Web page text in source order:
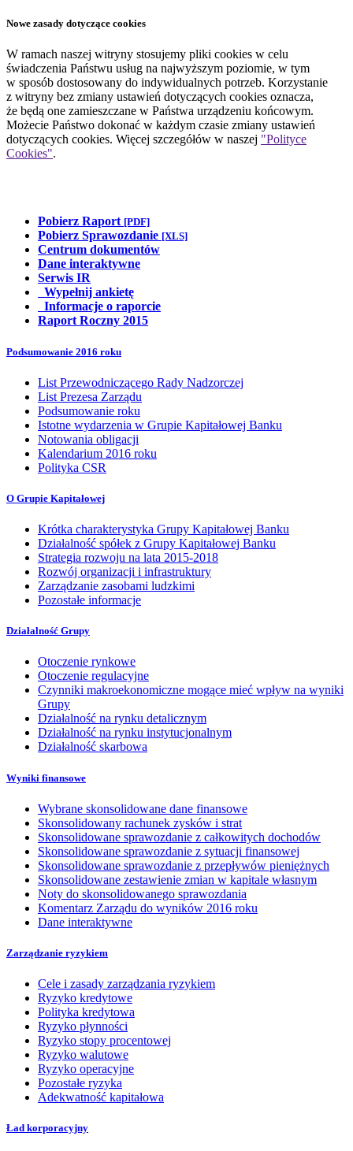
Nowe zasady dotyczące cookies
W ramach naszej witryny stosujemy pliki cookies w celu
świadczenia Państwu usług na najwyższym poziomie, w tym
w sposób dostosowany do indywidualnych potrzeb. Korzystanie
z witryny bez zmiany ustawień dotyczących cookies oznacza,
że będą one zamieszczane w Państwa urządzeniu końcowym.
Możecie Państwo dokonać w każdym czasie zmiany ustawień
dotyczących cookies. Więcej szczegółów w naszej "Polityce
Cookies".
Pobierz Raport [PDF]
Pobierz Sprawozdanie [XLS]
Centrum dokumentów
Dane interaktywne
Serwis IR
Wypełnij ankietę
Informacje o raporcie
Raport Roczny 2015
Podsumowanie 2016 roku
List Przewodniczącego Rady Nadzorczej
List Prezesa Zarządu
Podsumowanie roku
Istotne wydarzenia w Grupie Kapitałowej Banku
Notowania obligacji
Kalendarium 2016 roku
Polityka CSR
O Grupie Kapitałowej
Krótka charakterystyka Grupy Kapitałowej Banku
Działalność spółek z Grupy Kapitałowej Banku
Strategia rozwoju na lata 2015-2018
Rozwój organizacji i infrastruktury
Zarządzanie zasobami ludzkimi
Pozostałe informacje
Działalność Grupy
Otoczenie rynkowe
Otoczenie regulacyjne
Czynniki makroekonomiczne mogące mieć wpływ na wyniki
Grupy
Działalność na rynku detalicznym
Działalność na rynku instytucjonalnym
Działalność skarbowa
Wyniki finansowe
Wybrane skonsolidowane dane finansowe
Skonsolidowany rachunek zysków i strat
Skonsolidowane sprawozdanie z całkowitych dochodów
Skonsolidowane sprawozdanie z sytuacji finansowej
Skonsolidowane sprawozdanie z przepływów pieniężnych
Skonsolidowane zestawienie zmian w kapitale własnym
Noty do skonsolidowanego sprawozdania
Komentarz Zarządu do wyników 2016 roku
Dane interaktywne
Zarządzanie ryzykiem
Cele i zasady zarządzania ryzykiem
Ryzyko kredytowe
Polityka kredytowa
Ryzyko płynności
Ryzyko stopy procentowej
Ryzyko walutowe
Ryzyko operacyjne
Pozostałe ryzyka
Adekwatność kapitałowa
Ład korporacyjny